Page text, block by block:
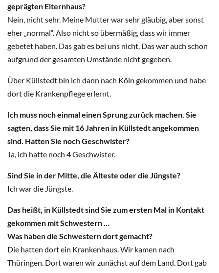
geprägten Elternhaus?
Nein, nicht sehr. Meine Mutter war sehr gläubig, aber sonst
eher „normal“. Also nicht so übermäßig, dass wir immer
gebetet haben. Das gab es bei uns nicht. Das war auch schon
aufgrund der gesamten Umstände nicht gegeben.
Über Küllstedt bin ich dann nach Köln gekommen und habe
dort die Krankenpflege erlernt.
Ich muss noch einmal einen Sprung zurück machen. Sie
sagten, dass Sie mit 16 Jahren in Küllstedt angekommen
sind. Hatten Sie noch Geschwister?
Ja, ich hatte noch 4 Geschwister.
Sind Sie in der Mitte, die Älteste oder die Jüngste?
Ich war die Jüngste.
Das heißt, in Küllstedt sind Sie zum ersten Mal in Kontakt
gekommen mit Schwestern …
Was haben die Schwestern dort gemacht?
Die hatten dort ein Krankenhaus. Wir kamen nach
Thüringen. Dort waren wir zunächst auf dem Land. Dort gab